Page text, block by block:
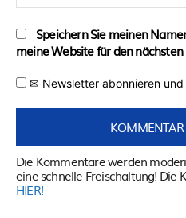
Speichern Sie meinen
meine Website für den
✉ Newsletter abonnieren
Die Kommentare werden
eine schnelle Freischaltung!
HIER!